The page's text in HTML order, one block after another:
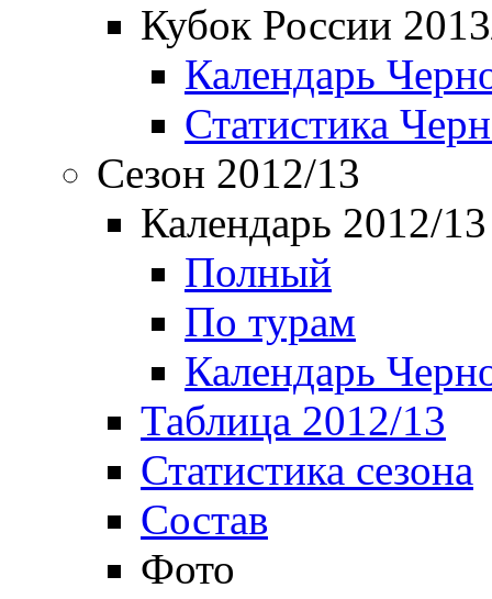
Кубок России
Календарь
Статистика
Сезон 2012/13
Календарь 2012/13
Полный
По турам
Календарь
Таблица 2012/13
Статистика сезона
Состав
Фото